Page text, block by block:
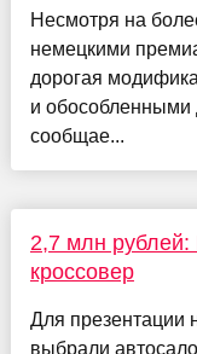
Несмотря на
немецкими
дорогая
и обособленными
сообщае...
2,7 млн рублей:
кроссовер
Для презентации
выбрали